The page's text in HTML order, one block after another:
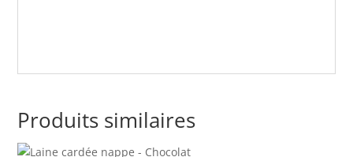
Produits similaires